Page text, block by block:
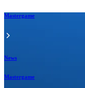
Mastergame
News
Mastergame